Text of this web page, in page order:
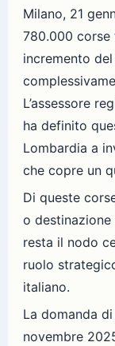
Milano, 21
780.000 corse
incremento
L’assessore
ha definito
Lombardia a
che copre un
Di queste
o
resta il nodo
ruolo
italiano.
La domanda
novembre